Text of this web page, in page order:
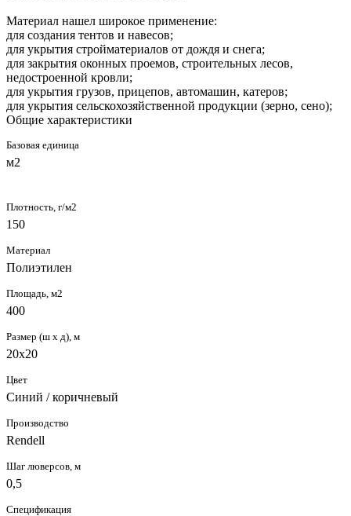
Материал нашел широкое применение:
для создания тентов и навесов;
для укрытия стройматериалов от дождя и снега;
для закрытия оконных проемов, строительных лесов,
недостроенной кровли;
для укрытия грузов, прицепов, автомашин, катеров;
для укрытия сельскохозяйственной продукции (зерно, сено);
Общие характеристики
Базовая единица
м2
Плотность, г/м2
150
Материал
Полиэтилен
Площадь, м2
400
Размер (ш х д), м
20х20
Цвет
Синий / коричневый
Производство
Rendell
Шаг люверсов, м
0,5
Спецификация